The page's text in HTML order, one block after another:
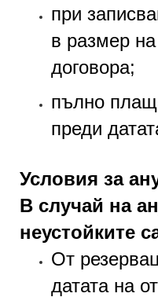
при
в размер
договора;
пълно
преди
Условия за
В случай на
неустойките
От
датата на